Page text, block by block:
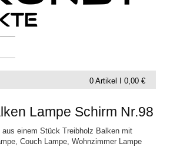
0 Artikel I 0,00 €
Lampe Schirm Nr.98
einem Stück Treibholz Balken mit
Couch Lampe, Wohnzimmer Lampe